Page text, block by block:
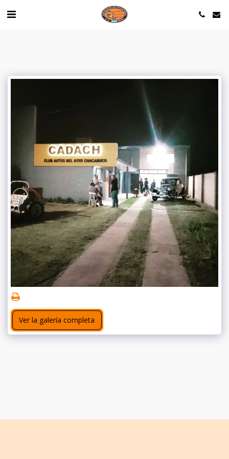
Ver la galería completa